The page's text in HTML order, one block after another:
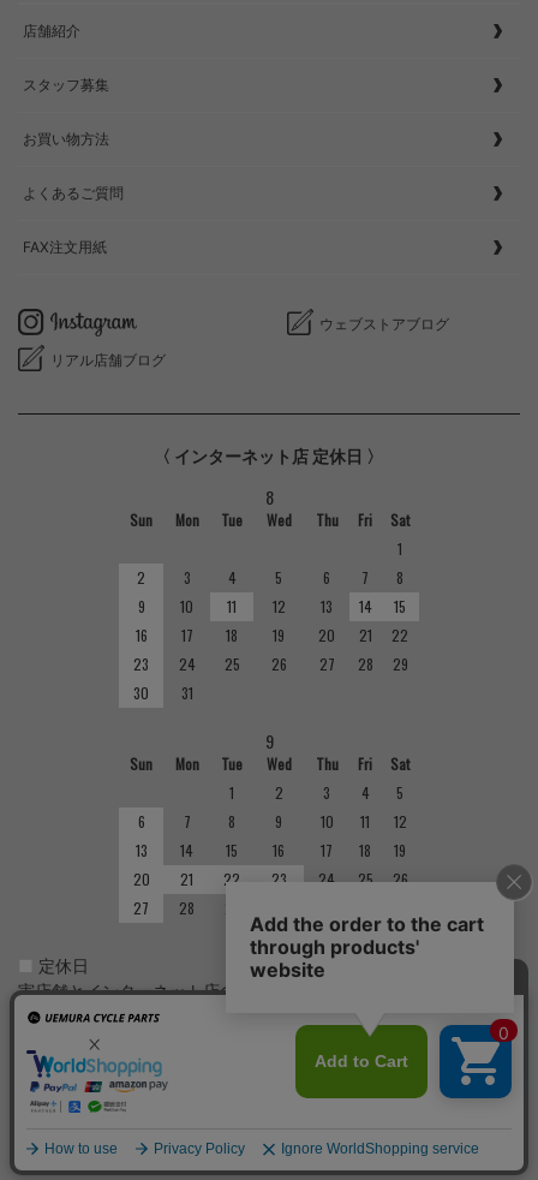
店舗紹介
スタッフ募集
お買い物方法
よくあるご質問
FAX注文用紙
ウェブストアブログ
リアル店舗ブログ
〈 インターネット店 定休日 〉
8
Sun Mon Tue Wed Thu Fri
Sat
1
2
3 4 5 6 7
8
9
10 11 12 13 14
15
16
17 18 19 20 21
22
23
24 25 26 27 28
29
30
31
9
Sun Mon Tue Wed Thu Fri
Sat
1
2 3 4
5
6
7 8 9 10 11
12
13
14 15 16 17 18
19
20
21 22 23 24 25
26
27
28
定休日
実店舗とインターネット店の定休日は異なりますのでご注意くだ
さい。実店舗の定休日については店舗紹介をご確認ください。
Copyright(C)サイクルショップで完成車やパーツをお求めならUemura Cycle Parts.All Rights
cookieについて